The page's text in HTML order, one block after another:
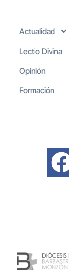
Actualidad
Lectio Divina
Opinión
Formación